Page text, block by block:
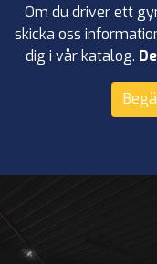
Om du driver ett
skicka oss
dig i vår katalog.